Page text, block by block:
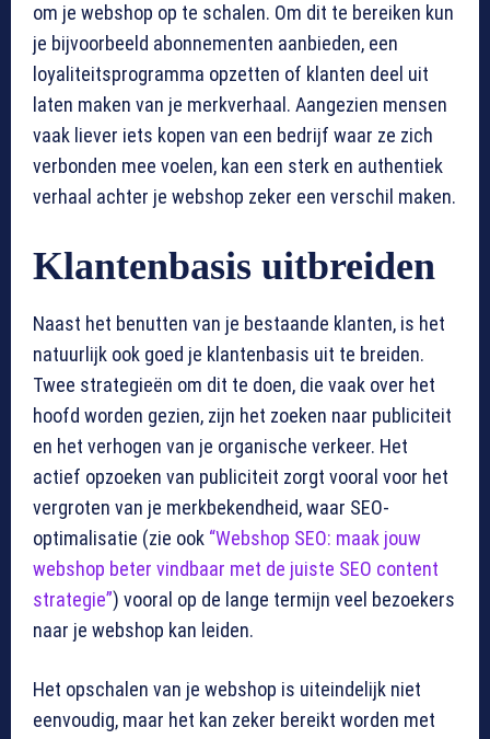
om je webshop op te schalen. Om dit te bereiken kun
je bijvoorbeeld abonnementen aanbieden, een
loyaliteitsprogramma opzetten of klanten deel uit
laten maken van je merkverhaal. Aangezien mensen
vaak liever iets kopen van een bedrijf waar ze zich
verbonden mee voelen, kan een sterk en authentiek
verhaal achter je webshop zeker een verschil maken.
Klantenbasis uitbreiden
Naast het benutten van je bestaande klanten, is het
natuurlijk ook goed je klantenbasis uit te breiden.
Twee strategieën om dit te doen, die vaak over het
hoofd worden gezien, zijn het zoeken naar publiciteit
en het verhogen van je organische verkeer. Het
actief opzoeken van publiciteit zorgt vooral voor het
vergroten van je merkbekendheid, waar SEO-
optimalisatie (zie ook “Webshop SEO: maak jouw
webshop beter vindbaar met de juiste SEO content
strategie”) vooral op de lange termijn veel bezoekers
naar je webshop kan leiden.
Het opschalen van je webshop is uiteindelijk niet
eenvoudig, maar het kan zeker bereikt worden met